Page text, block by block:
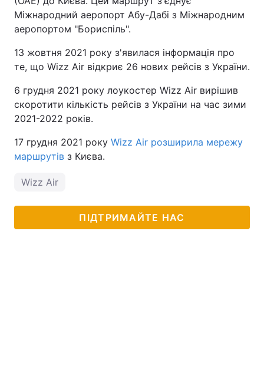
Міжнародний аеропорт Абу-Дабі з Міжнародним
аеропортом "Бориспіль".
13 жовтня 2021 року з'явилася інформація про
те, що Wizz Air відкриє 26 нових рейсів з України.
6 грудня 2021 року лоукостер Wizz Air вирішив
скоротити кількість рейсів з України на час зими
2021-2022 років.
17 грудня 2021 року Wizz Air розширила мережу
маршрутів з Києва.
Wizz Air
ПІДТРИМАЙТЕ НАС